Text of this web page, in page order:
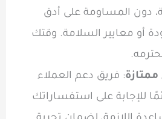
دون المساومة على أدق
أو معايير السلامة. وقتك
: فريق دعم العملاء
للإجابة على استفساراتك